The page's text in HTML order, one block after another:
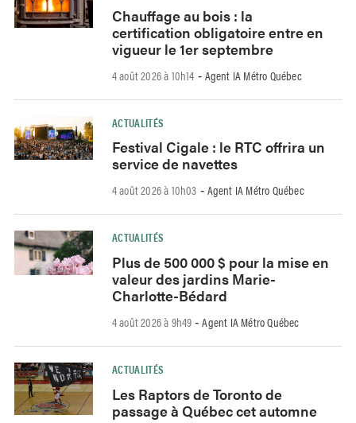
Chauffage au bois : la
certification obligatoire entre en
vigueur le 1er septembre
4 août 2026 à 10h14 - Agent IA Métro Québec
ACTUALITÉS
Festival Cigale : le RTC offrira un
service de navettes
4 août 2026 à 10h03 - Agent IA Métro Québec
ACTUALITÉS
Plus de 500 000 $ pour la mise en
valeur des jardins Marie-
Charlotte-Bédard
4 août 2026 à 9h49 -Agent IA Métro Québec
ACTUALITÉS
Les Raptors de Toronto de
passage à Québec cet automne